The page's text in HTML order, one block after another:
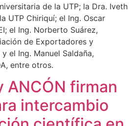
de la UTP; la Dra. Iveth
UTP Chiriquí; el Ing. Oscar
el Ing. Norberto Suárez,
de Exportadores y
el Ing. Manuel Saldaña,
entre otros.
ANCÓN firman
intercambio